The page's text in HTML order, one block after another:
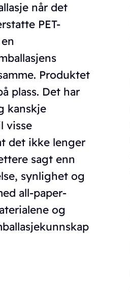
når det
PET-
Produktet
plass. Det har
kanskje
visse
det ikke lenger
sagt enn
synlighet og
all-paper-
og